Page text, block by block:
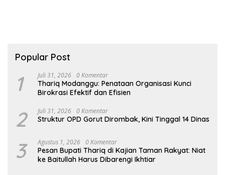
Popular Post
1 Juli 31, 2026 0 Komentar
Thariq Modanggu: Penataan Organisasi Kunci
Birokrasi Efektif dan Efisien
2 Juli 31, 2026 0 Komentar
Struktur OPD Gorut Dirombak, Kini Tinggal 14 Dinas
3 Agustus 1, 2026 0 Komentar
Pesan Bupati Thariq di Kajian Taman Rakyat: Niat
ke Baitullah Harus Dibarengi Ikhtiar